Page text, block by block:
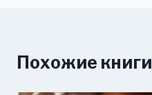
Похожие книги